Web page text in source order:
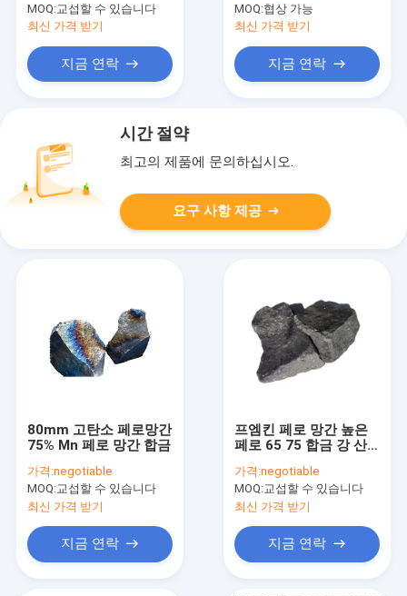
MOQ:교섭할 수 있습니다
최신 가격 받기
지금 연락
MOQ:협상 가능
최신 가격 받기
지금 연락
시간 절약
최고의 제품에 문의하십시오.
요구 사항 제공
80mm 고탄소 페로망간
75% Mn 페로 망간 합금
가격:negotiable
MOQ:교섭할 수 있습니다
최신 가격 받기
지금 연락
프엠킨 페로 망간 높은
페로 65 75 합금 강 산
가격:negotiable
MOQ:교섭할 수 있습니다
최신 가격 받기
지금 연락